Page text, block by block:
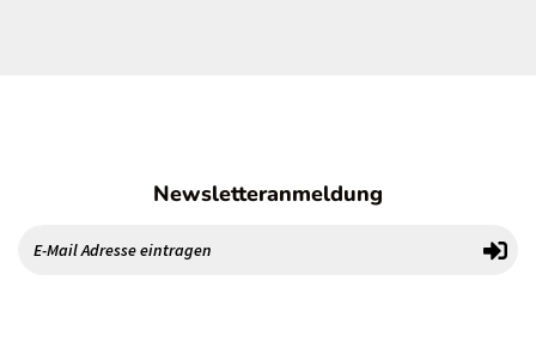
Newsletteranmeldung